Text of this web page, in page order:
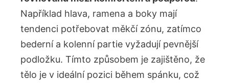
Například hlava, ramena a boky mají
tendenci potřebovat měkčí zónu, zatímco
bederní a kolenní partie vyžadují pevnější
podložku. Tímto způsobem je zajištěno, že
tělo je v ideální pozici během spánku, což